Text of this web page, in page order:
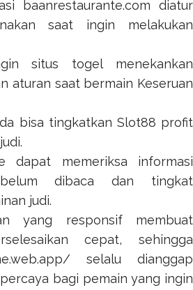
baanrestaurante.com diatur
saat ingin melakukan
situs togelmenekankan
aturan saat bermain Keseruan
bisa tingkatkan Slot88 profit
dapat memeriksa informasi
dibaca dan tingkat
judi.
yang responsif membuat
cepat, sehingga
selalu dianggap
bagi pemain yang ingin